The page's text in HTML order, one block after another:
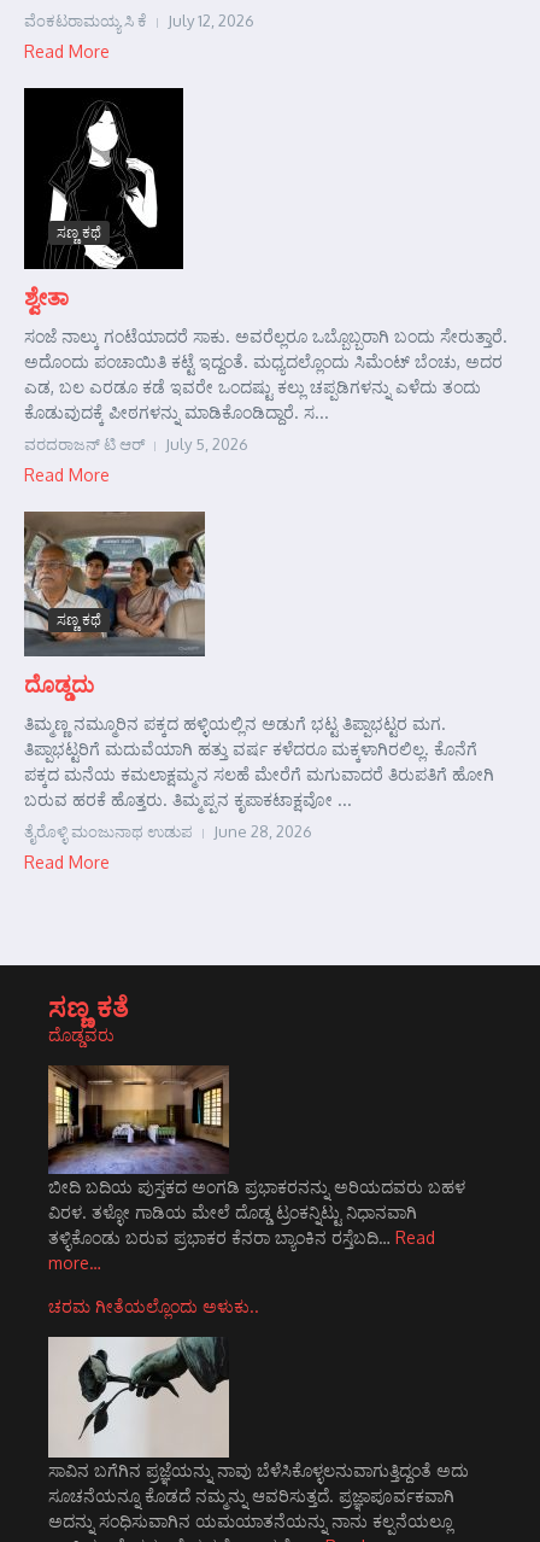
ವೆಂಕಟರಾಮಯ್ಯ ಸಿ ಕೆ July 12, 2026
Read More
ಸಣ್ಣ ಕಥೆ
ಶ್ವೇತಾ
ಸಂಜೆ ನಾಲ್ಕು ಗಂಟೆಯಾದರೆ ಸಾಕು. ಅವರೆಲ್ಲರೂ ಒಬ್ಬೊಬ್ಬರಾಗಿ ಬಂದು ಸೇರುತ್ತಾರೆ.
ಅದೊಂದು ಪಂಚಾಯಿತಿ ಕಟ್ಟೆ ಇದ್ದಂತೆ. ಮಧ್ಯದಲ್ಲೊಂದು ಸಿಮೆಂಟ್ ಬೆಂಚು, ಅದರ
ಎಡ, ಬಲ ಎರಡೂ ಕಡೆ ಇವರೇ ಒಂದಷ್ಟು ಕಲ್ಲು ಚಪ್ಪಡಿಗಳನ್ನು ಎಳೆದು ತಂದು
ಕೊಡುವುದಕ್ಕೆ ಪೀಠಗಳನ್ನು ಮಾಡಿಕೊಂಡಿದ್ದಾರೆ. ಸ...
ವರದರಾಜನ್ ಟಿ ಆರ್ July 5, 2026
Read More
ಸಣ್ಣ ಕಥೆ
ದೊಡ್ಡದು
ತಿಮ್ಮಣ್ಣ ನಮ್ಮೂರಿನ ಪಕ್ಕದ ಹಳ್ಳಿಯಲ್ಲಿನ ಅಡುಗೆ ಭಟ್ಟ ತಿಪ್ಪಾಭಟ್ಟರ ಮಗ.
ತಿಪ್ಪಾಭಟ್ಟರಿಗೆ ಮದುವೆಯಾಗಿ ಹತ್ತು ವರ್ಷ ಕಳೆದರೂ ಮಕ್ಕಳಾಗಿರಲಿಲ್ಲ. ಕೊನೆಗೆ
ಪಕ್ಕದ ಮನೆಯ ಕಮಲಾಕ್ಷಮ್ಮನ ಸಲಹೆ ಮೇರೆಗೆ ಮಗುವಾದರೆ ತಿರುಪತಿಗೆ ಹೋಗಿ
ಬರುವ ಹರಕೆ ಹೊತ್ತರು. ತಿಮ್ಮಪ್ಪನ ಕೃಪಾಕಟಾಕ್ಷವೋ ...
ತೈರೊಳ್ಳಿ ಮಂಜುನಾಥ ಉಡುಪ June 28, 2026
Read More
ಸಣ್ಣ ಕತೆ
ದೊಡ್ಡವರು
ಬೀದಿ ಬದಿಯ ಪುಸ್ತಕದ ಅಂಗಡಿ ಪ್ರಭಾಕರನನ್ನು ಅರಿಯದವರು ಬಹಳ
ವಿರಳ. ತಳ್ಳೋ ಗಾಡಿಯ ಮೇಲೆ ದೊಡ್ಡ ಟ್ರಂಕನ್ನಿಟ್ಟು ನಿಧಾನವಾಗಿ
ತಳ್ಳಿಕೊಂಡು ಬರುವ ಪ್ರಭಾಕರ ಕೆನರಾ ಬ್ಯಾಂಕಿನ ರಸ್ತೆಬದಿ… Read
more…
ಚರಮ ಗೀತೆಯಲ್ಲೊಂದು ಅಳುಕು..
ಸಾವಿನ ಬಗೆಗಿನ ಪ್ರಜ್ಞೆಯನ್ನು ನಾವು ಬೆಳೆಸಿಕೊಳ್ಳಲನುವಾಗುತ್ತಿದ್ದಂತೆ ಅದು
ಸೂಚನೆಯನ್ನೂ ಕೊಡದೆ ನಮ್ಮನ್ನು ಆವರಿಸುತ್ತದೆ. ಪ್ರಜ್ಞಾಪೂರ್ವಕವಾಗಿ
ಅದನ್ನು ಸಂಧಿಸುವಾಗಿನ ಯಮಯಾತನೆಯನ್ನು ನಾನು ಕಲ್ಪನೆಯಲ್ಲೂ